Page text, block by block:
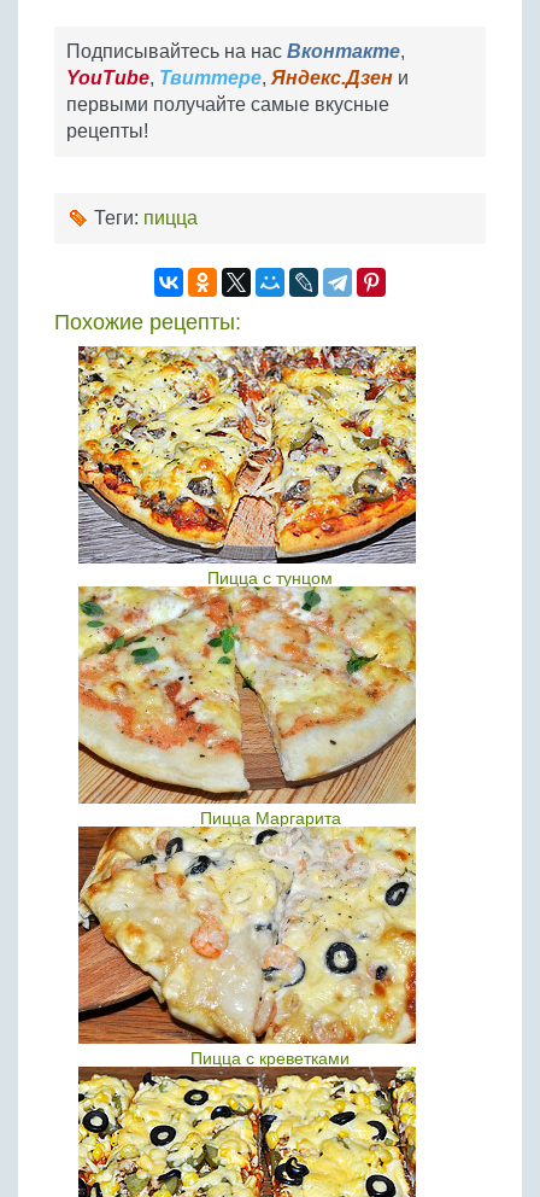
Подписывайтесь на нас Вконтакте,
YouTube, Твиттере, Яндекс.Дзен и
первыми получайте самые вкусные
рецепты!
Теги: пицца
Похожие рецепты:
Пицца с тунцом
Пицца Маргарита
Пицца с креветками